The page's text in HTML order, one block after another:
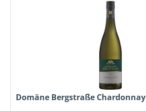
Domäne Bergstraße Chardonnay